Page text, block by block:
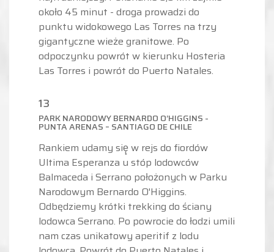
około 45 minut - droga prowadzi do
punktu widokowego Las Torres na trzy
gigantyczne wieże granitowe. Po
odpoczynku powrót w kierunku Hosteria
Las Torres i powrót do Puerto Natales.
13
PARK NARODOWY BERNARDO O’HIGGINS -
PUNTA ARENAS – SANTIAGO DE CHILE
Rankiem udamy się̨ w rejs do fiordów
Ultima Esperanza u stóp lodowców
Balmaceda i Serrano położonych w Parku
Narodowym Bernardo O'Higgins.
Odbędziemy krótki trekking do ściany
lodowca Serrano. Po powrocie do łodzi umili
nam czas unikatowy aperitif z lodu